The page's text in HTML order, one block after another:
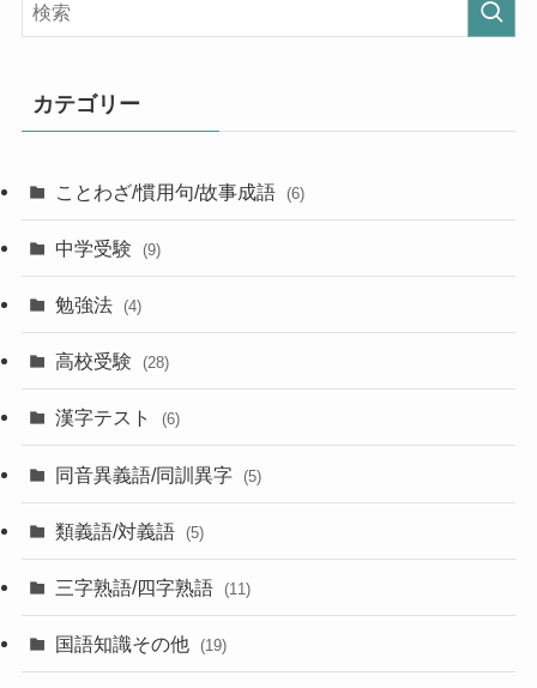
カテゴリー
ことわざ/慣用句/故事成語 (6)
中学受験 (9)
勉強法 (4)
高校受験 (28)
漢字テスト (6)
同音異義語/同訓異字 (5)
類義語/対義語 (5)
三字熟語/四字熟語 (11)
国語知識その他 (19)